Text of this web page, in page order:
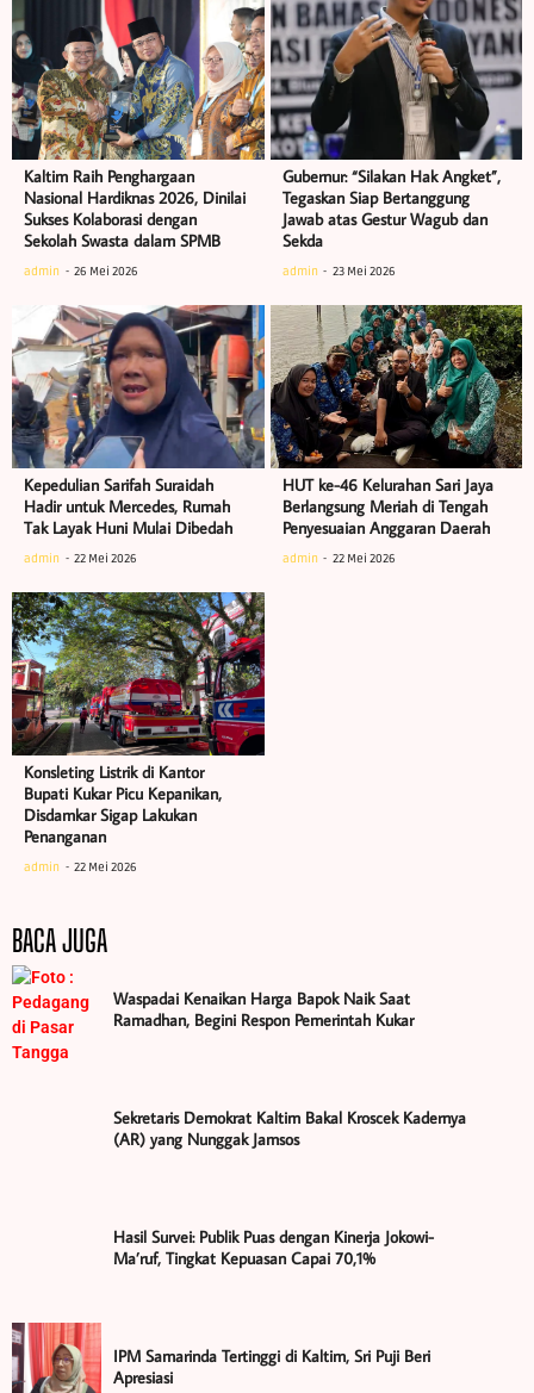
Kaltim Raih Penghargaan
Nasional Hardiknas 2026, Dinilai
Sukses Kolaborasi dengan
Sekolah Swasta dalam SPMB
admin 26 Mei 2026
Gubernur: “Silakan Hak Angket”,
Tegaskan Siap Bertanggung
Jawab atas Gestur Wagub dan
Sekda
admin 23 Mei 2026
Kepedulian Sarifah Suraidah
Hadir untuk Mercedes, Rumah
Tak Layak Huni Mulai Dibedah
admin 22 Mei 2026
HUT ke-46 Kelurahan Sari Jaya
Berlangsung Meriah di Tengah
Penyesuaian Anggaran Daerah
admin 22 Mei 2026
Konsleting Listrik di Kantor
Bupati Kukar Picu Kepanikan,
Disdamkar Sigap Lakukan
Penanganan
admin 22 Mei 2026
BACA JUGA
Waspadai Kenaikan Harga Bapok Naik Saat
Ramadhan, Begini Respon Pemerintah Kukar
Sekretaris Demokrat Kaltim Bakal Kroscek Kadernya
(AR) yang Nunggak Jamsos
Hasil Survei: Publik Puas dengan Kinerja Jokowi-
Ma’ruf, Tingkat Kepuasan Capai 70,1%
IPM Samarinda Tertinggi di Kaltim, Sri Puji Beri
Apresiasi